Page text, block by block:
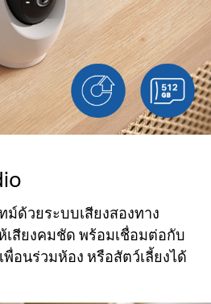
ม์ด้วยระบบเสียงสองทาง
ห้เสียงคมชัด พร้อมเชื่อมต่อกับ
อนร่วมห้อง หรือสัตว์เลี้ยงได้